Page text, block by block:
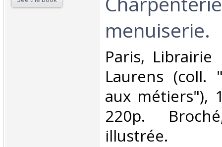
menuiserie.‎
‎Paris,
Laurens (coll.
aux métiers"),
220p.
illustrée.‎